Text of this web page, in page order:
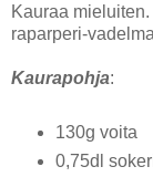
Kauraa
raparperi-
Kaurapohja:
130g voita
0,75dl